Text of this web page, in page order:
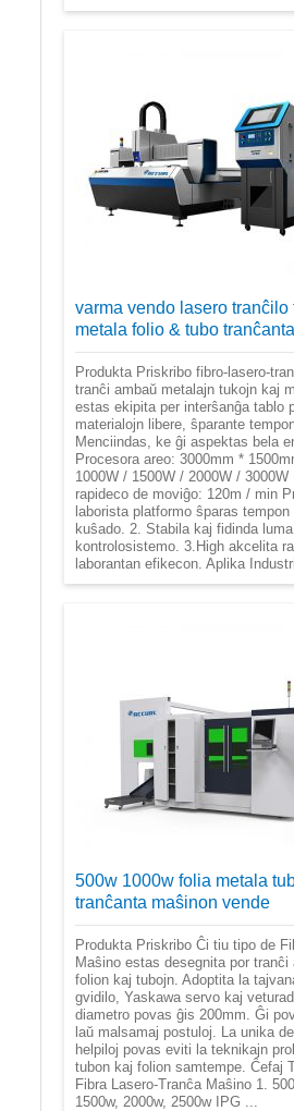
varma vendo lasero tranĉilo
metala folio & tubo
Produkta Priskribo fibro-lasero-
tranĉi ambaŭ metalajn tukojn kaj
estas ekipita per interŝanĝa tablo
materialojn libere, ŝparante
Menciindas, ke ĝi aspektas bela
Procesora areo: 3000mm *
1000W / 1500W / 2000W /
rapideco de moviĝo: 120m / min
laborista platformo ŝparas
kuŝado. 2. Stabila kaj fidinda
kontrolosistemo. 3.High akcelita
laborantan efikecon. Aplika
500w 1000w folia metala
tranĉanta maŝinon vende
Produkta Priskribo Ĉi tiu tipo de
Maŝino estas desegnita por tranĉi
folion kaj tubojn. Adoptita la
gvidilo, Yaskawa servo kaj
diametro povas ĝis 200mm. Ĝi
laŭ malsamaj postuloj. La unika
helpiloj povas eviti la teknikajn
tubon kaj folion samtempe. Ĉefaj
Fibra Lasero-Tranĉa Maŝino 1.
1500w, 2000w, 2500w IPG ...